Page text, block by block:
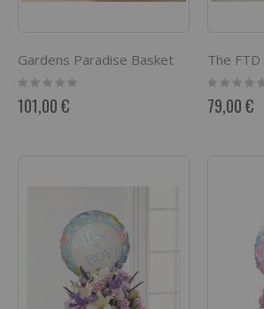
Gardens Paradise Basket
Rating:
101,00 €
Rating:
79,00 €